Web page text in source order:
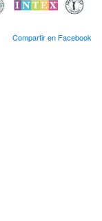
Compartir en Facebook